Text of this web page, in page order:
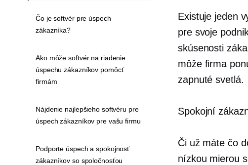
Existuje jeden
pre svoje
skúsenosti
môže firma
zapnuté svetlá.
Spokojní
Či už máte čo
nízkou mierou
Čo je softvér pre úspech
zákazníka?
Ako môže softvér na riadenie
úspechu zákazníkov pomôcť
firmám
Nájdenie najlepšieho softvéru pre
úspech zákazníkov pre vašu firmu
Podporte úspech a spokojnosť
zákazníkov so spoločnosťou